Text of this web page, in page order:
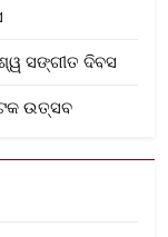
ସଙ୍ଗୀତ ଦିବସ
ଉତ୍ସବ